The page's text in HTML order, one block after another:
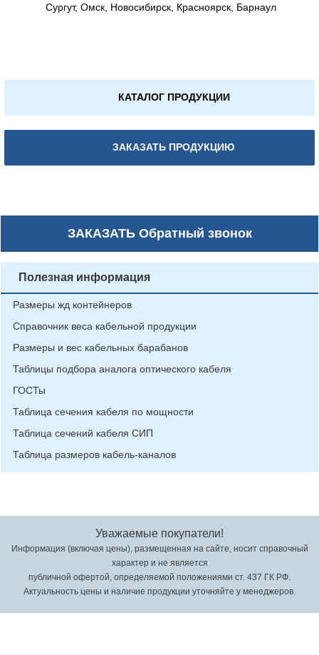
Сургут, Омск, Новосибирск, Красноярск, Барнаул
КАТАЛОГ ПРОДУКЦИИ
ЗАКАЗАТЬ ПРОДУКЦИЮ
ЗАКАЗАТЬОбратный звонок
Полезная информация
Размеры жд контейнеров
Справочник веса кабельной продукции
Размеры и вес кабельных барабанов
Таблицы подбора аналога оптического кабеля
ГОСТы
Таблица сечения кабеля по мощности
Таблица сечений кабеля СИП
Таблица размеров кабель-каналов
Уважаемые покупатели!
Информация (включая цены), размещенная на сайте, носит справочный
характер и не является
публичной офертой, определяемой положениями ст. 437 ГК РФ.
Актуальность цены и наличие продукции уточняйте у менеджеров.